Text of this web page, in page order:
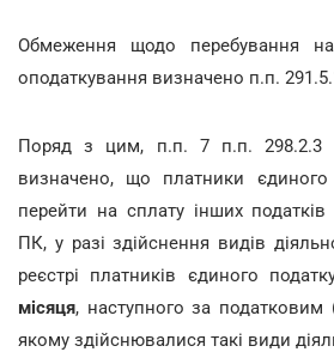
Обмеження щодо перебування
оподаткування визначено п.п.
Поряд з цим, п.п. 7 п.п. 298.2.3
визначено, що платники єдиного
перейти на сплату інших податків
ПК, у разі здійснення видів
реєстрі платників єдиного
місяця, наступного за податковим
якому здійснювалися такі види